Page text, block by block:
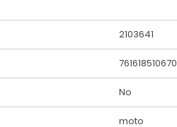
2103641
No
moto